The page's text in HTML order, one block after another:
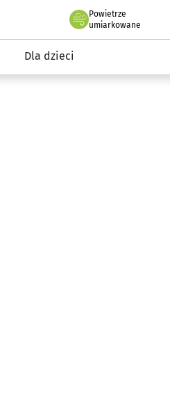
Powietrze
we Wrocławiu
umiarkowane
Dla dzieci